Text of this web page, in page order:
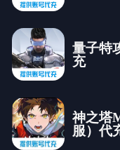
量子特
充
神之塔
服）代